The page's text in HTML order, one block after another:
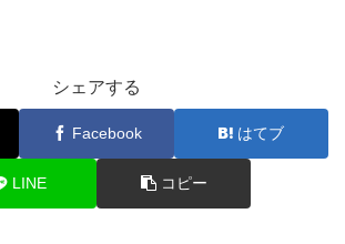
シェアする
Facebook はてブ
LINE コピー